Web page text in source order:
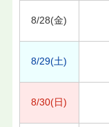
8/28(金)
8/29(土)
8/30(日)